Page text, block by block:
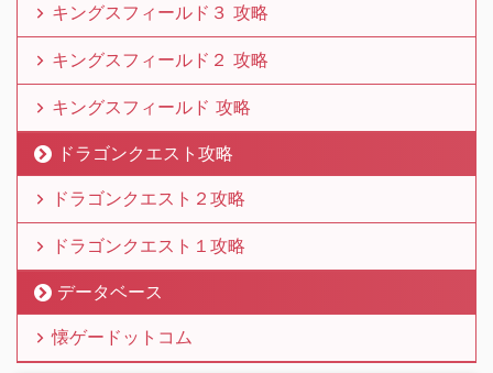
キングスフィールド３ 攻略
キングスフィールド２ 攻略
キングスフィールド 攻略
ドラゴンクエスト攻略
ドラゴンクエスト２攻略
ドラゴンクエスト１攻略
データベース
懐ゲードットコム